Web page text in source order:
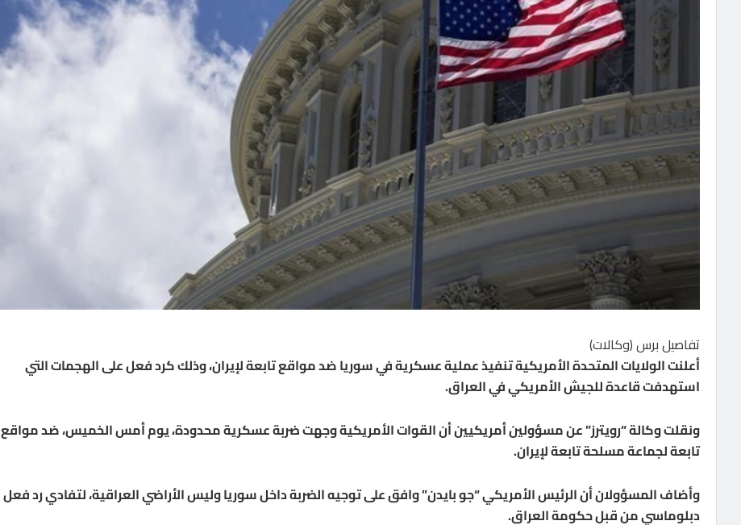
تفاصيل برس (وكالات)
أعلنت الولايات المتحدة الأمريكية تنفيذ عملية عسكرية في سوريا ضد مواقع تابعة لإيران، وذلك كرد فعل على الهجمات التي
استهدفت قاعدة للجيش الأمريكي في العراق.
ونقلت وكالة “رويترز” عن مسؤولين أمريكيين أن القوات الأمريكية وجهت ضربة عسكرية محدودة، يوم أمس الخميس، ضد مواقع
تابعة لجماعة مسلحة تابعة لإيران.
وأضاف المسؤولان أن الرئيس الأمريكي “جو بايدن” وافق على توجيه الضربة داخل سوريا وليس الأراضي العراقية، لتفادي رد فعل
دبلوماسي من قبل حكومة العراق.